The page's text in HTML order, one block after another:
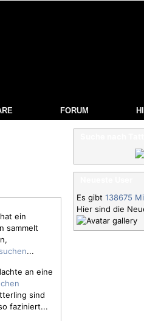
FORUM
ein
sammelt
...
an eine
sind
faziniert...
Es gibt 138675
Hier sind die